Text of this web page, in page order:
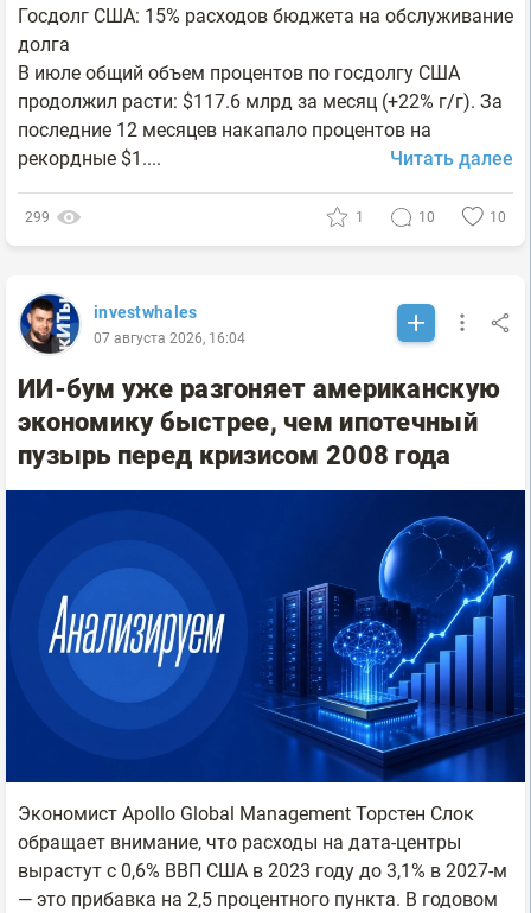
Госдолг США: 15% расходов бюджета на обслуживание
долга
В июле общий объем процентов по госдолгу США
продолжил расти: $117.6 млрд за месяц (+22% г/г). За
последние 12 месяцев накапало процентов на
рекордные $1....
Читать далее
299 1 10 10
investwhales
07 августа 2026, 16:04
ИИ-бум уже разгоняет американскую
экономику быстрее, чем ипотечный
пузырь перед кризисом 2008 года
Экономист Apollo Global Management Торстен Слок
обращает внимание, что расходы на дата-центры
вырастут с 0,6% ВВП США в 2023 году до 3,1% в 2027-м
— это прибавка на 2,5 процентного пункта. В годовом